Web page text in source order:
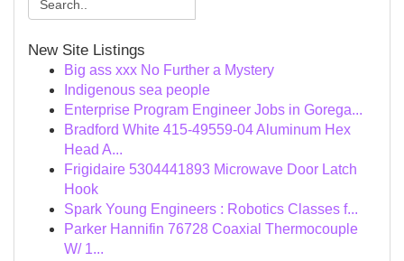
New Site Listings
Big ass xxx No Further a Mystery
Indigenous sea people
Enterprise Program Engineer Jobs in Gorega...
Bradford White 415-49559-04 Aluminum Hex
Head A...
Frigidaire 5304441893 Microwave Door Latch
Hook
Spark Young Engineers : Robotics Classes f...
Parker Hannifin 76728 Coaxial Thermocouple
W/ 1...